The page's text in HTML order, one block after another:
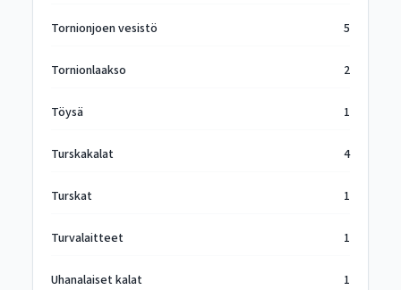
Tornionjoen vesistö 5
Tornionlaakso 2
Töysä 1
Turskakalat 4
Turskat 1
Turvalaitteet 1
Uhanalaiset kalat 1